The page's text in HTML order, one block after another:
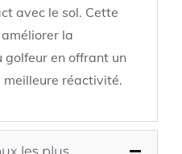
avec le sol. Cette
la
en offrant un
réactivité.